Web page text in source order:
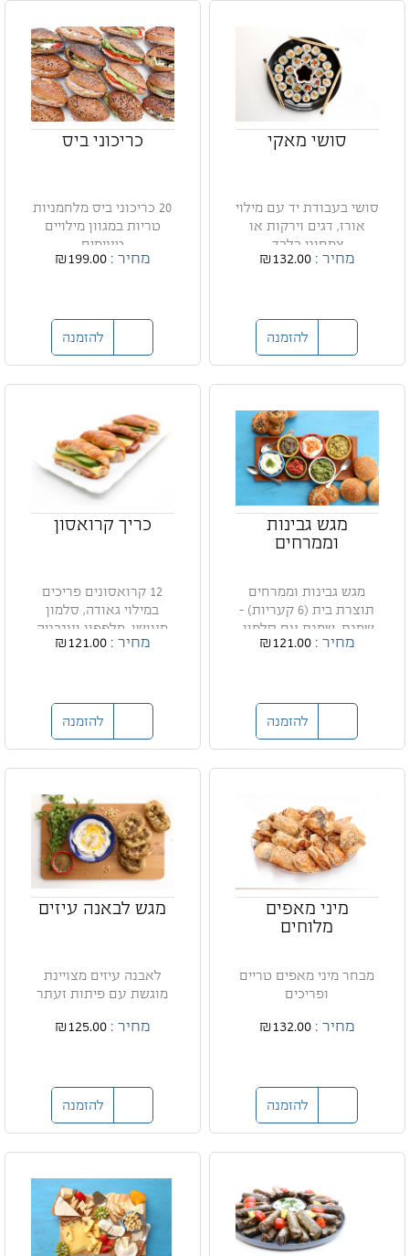
סושי מאקי
סושי בעבודת יד עם מילוי
אורז, דגים וירקות או
צמחוני בלבד.
מחיר :₪132.00
להזמנה
כריכוני ביס
20 כריכוני ביס מלחמניות
טריות במגוון מילויים
טעימים
מחיר :₪199.00
להזמנה
מגש גבינות
וממרחים
מגש גבינות וממרחים
תוצרת בית (6 קעריות) -
שמנת, שמנת עם סלמון,
ע...מחיר :₪121.00
להזמנה
כריך קרואסון
12 קרואסונים פריכים
במילוי גאודה, סלמון
מעושן, מלפפון ועגבניה
מחיר :₪121.00
להזמנה
מיני מאפים
מלוחים
מבחר מיני מאפים טריים
ופריכים
מחיר :₪132.00
להזמנה
מגש לבאנה עיזים
לאבנה עיזים מצויינת
מוגשת עם פיתות זעתר
מחיר :₪125.00
להזמנה